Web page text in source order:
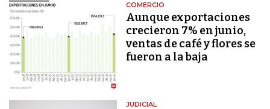
COMERCIO
Aunque exportaciones
crecieron 7% en junio,
ventas de café y flores se
fueron a la baja
JUDICIAL